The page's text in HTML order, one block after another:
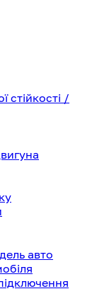
стійкості /
авто